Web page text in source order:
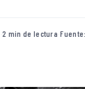
·2 min de lectura·Fuente: